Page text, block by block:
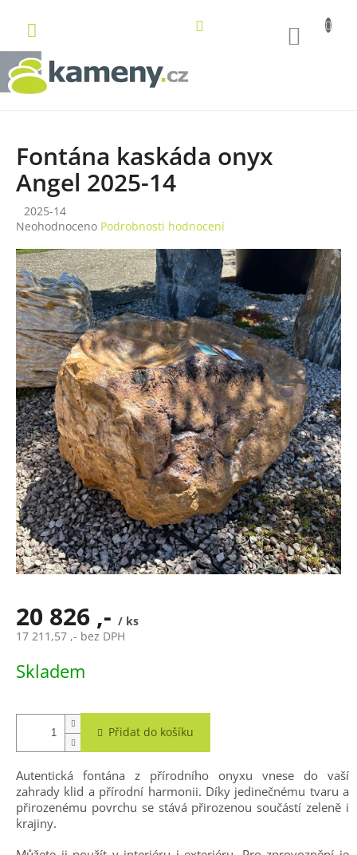
obsah
Fontána kaskáda onyx
Angel 2025-14
2025-14
Průměrné
produktu
je
0,0
z
5
hvězdiček.
Neohodnoceno Podrobnosti hodnocení
20 826 ,- / ks
17 211,57 ,- bez DPH
cena:
Skladem
Přidat do košíku
Autentická fontána z přírodního onyxu vnese do vaší
zahrady klid a přírodní harmonii. Díky jedinečnému tvaru a
přirozenému povrchu se stává přirozenou součástí zeleně i
krajiny.